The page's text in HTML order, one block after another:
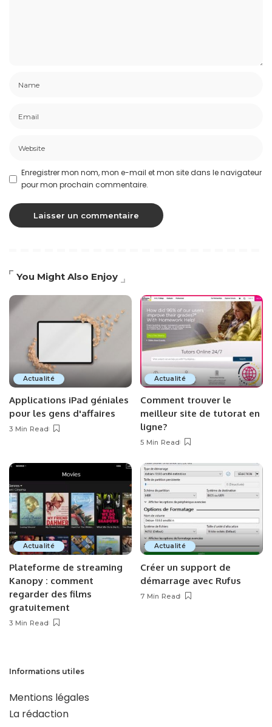
Enregistrer mon nom, mon e-mail et mon site dans le navigateur
pour mon prochain commentaire.
You Might Also Enjoy
Actualité
Applications iPad géniales
pour les gens d'affaires
3 Min Read
Actualité
Comment trouver le
meilleur site de tutorat en
ligne?
5 Min Read
Actualité
Plateforme de streaming
Kanopy : comment
regarder des films
gratuitement
3 Min Read
Actualité
Créer un support de
démarrage avec Rufus
7 Min Read
Informations utiles
Mentions légales
La rédaction